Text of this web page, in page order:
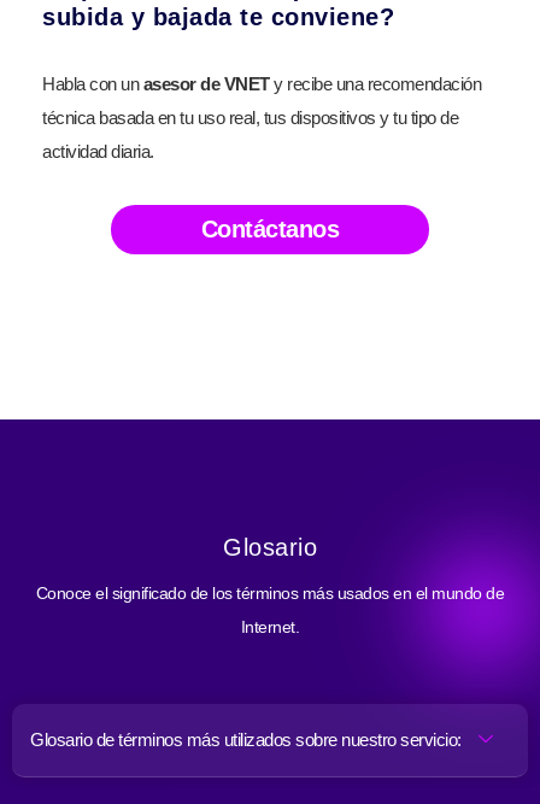
subida y bajada te conviene?
Habla con unasesor de VNETy recibe una recomendación
técnica basada en tu uso real, tus dispositivos y tu tipo de
actividad diaria.
Contáctanos
Glosario
Conoce el significado de los términos más usados en el mundo de
Internet.
Glosario de términos más utilizados sobre nuestro servicio: